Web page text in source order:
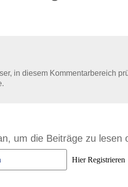
in diesem Kommentarbereich
um die Beiträge zu lesen
Hier Registrieren